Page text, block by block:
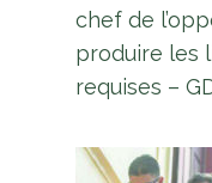
chef de
produire les
requises –